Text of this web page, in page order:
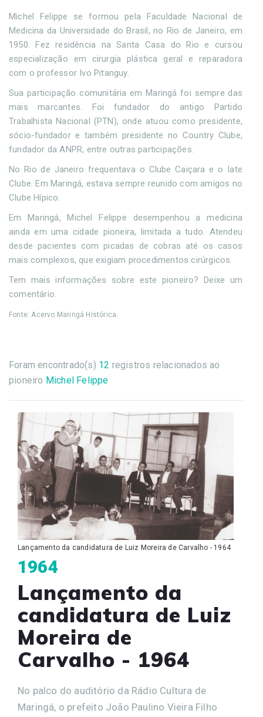
Michel Felippe se formou pela Faculdade Nacional de
Medicina da Universidade do Brasil, no Rio de Janeiro, em
1950. Fez residência na Santa Casa do Rio e cursou
especialização em cirurgia plástica geral e reparadora
com o professor Ivo Pitanguy.
Sua participação comunitária em Maringá foi sempre das
mais marcantes. Foi fundador do antigo Partido
Trabalhista Nacional (PTN), onde atuou como presidente,
sócio-fundador e também presidente no Country Clube,
fundador da ANPR, entre outras participações.
No Rio de Janeiro frequentava o Clube Caiçara e o Iate
Clube. Em Maringá, estava sempre reunido com amigos no
Clube Hípico.
Em Maringá, Michel Felippe desempenhou a medicina
ainda em uma cidade pioneira, limitada a tudo. Atendeu
desde pacientes com picadas de cobras até os casos
mais complexos, que exigiam procedimentos cirúrgicos.
Tem mais informações sobre este pioneiro? Deixe um
comentário.
Fonte: Acervo Maringá Histórica.
Foram encontrado(s) 12 registros relacionados ao
pioneiro Michel Felippe
Lançamento da candidatura de Luiz Moreira de Carvalho - 1964
1964
Lançamento da
candidatura de Luiz
Moreira de
Carvalho - 1964
No palco do auditório da Rádio Cultura de
Maringá, o prefeito João Paulino Vieira Filho